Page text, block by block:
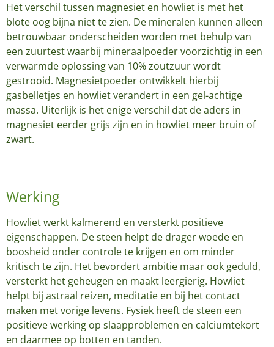
Het verschil tussen magnesiet en howliet is met het
blote oog bijna niet te zien. De mineralen kunnen alleen
betrouwbaar onderscheiden worden met behulp van
een zuurtest waarbij mineraalpoeder voorzichtig in een
verwarmde oplossing van 10% zoutzuur wordt
gestrooid. Magnesietpoeder ontwikkelt hierbij
gasbelletjes en howliet verandert in een gel-achtige
massa. Uiterlijk is het enige verschil dat de aders in
magnesiet eerder grijs zijn en in howliet meer bruin of
zwart.
Werking
Howliet werkt kalmerend en versterkt positieve
eigenschappen. De steen helpt de drager woede en
boosheid onder controle te krijgen en om minder
kritisch te zijn. Het bevordert ambitie maar ook geduld,
versterkt het geheugen en maakt leergierig. Howliet
helpt bij astraal reizen, meditatie en bij het contact
maken met vorige levens. Fysiek heeft de steen een
positieve werking op slaapproblemen en calciumtekort
en daarmee op botten en tanden.